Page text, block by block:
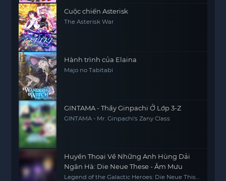
Cuộc chiến Asterisk
The Asterisk War
Hành trình của Elaina
Majo no Tabitabi
GINTAMA - Thầy Ginpachi Ở Lớp 3-Z
GINTAMA - Mr. Ginpachi's Zany Class
Huyền Thoại Về Những Anh Hùng Dải
Ngân Hà: Die Neue These - Âm Mưu
Legend of the Galactic Heroes: Die Neue This